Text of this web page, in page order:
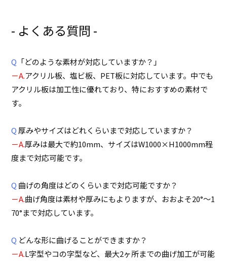
- よくある質問 -
Q 「どのような素材が対応していますか？」
－A.アクリル板、塩ビ板、PET板に対応しています。中でも
アクリル板は加工性に優れており、特におすすめの素材で
す。
Q 厚みやサイズはどれくらいまで対応していますか？
－A.厚みは最大で約10mm、サイズはW1000×H1000mm程
度まで対応可能です。
Q 曲げの角度はどのくらいまで対応可能ですか？
－A.曲げ角度は素材や厚みにもよりますが、おおよそ20°～1
70°まで対応しています。
Q どんな形に曲げることができますか？
－A.L字型やコの字型など、最大2ヶ所までの曲げ加工が可能